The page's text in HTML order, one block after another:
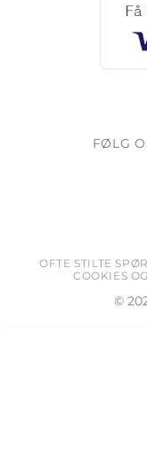
FØLG
OFTE STILTE
COOKIES
©